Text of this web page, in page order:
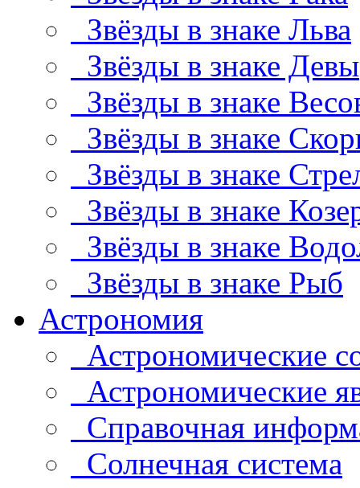
Звёзды в знаке Льва
Звёзды в знаке Девы
Звёзды в знаке
Звёзды в знаке
Звёзды в знаке
Звёзды в знаке
Звёзды в знаке
Звёзды в знаке Рыб
Астрономия
Астрономические
Астрономические
Справочная
Солнечная система